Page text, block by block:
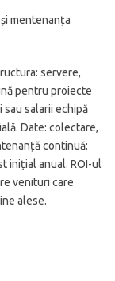
mentenanța
servere,
pentru proiecte
salarii echipă
Date: colectare,
continuă:
inițial anual. ROI-ul
venituri care
alese.